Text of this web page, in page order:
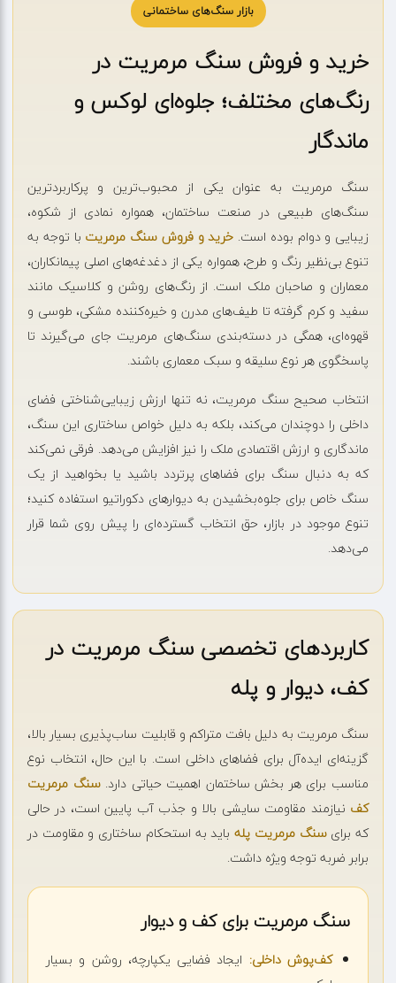
بازار سنگ‌های ساختمانی
خرید و فروش سنگ مرمریت در
رنگ‌های مختلف؛ جلوه‌ای لوکس و
ماندگار
سنگ مرمریت به عنوان یکی از محبوب‌ترین و پرکاربردترین
سنگ‌های طبیعی در صنعت ساختمان، همواره نمادی از شکوه،
زیبایی و دوام بوده است. خرید و فروش سنگ مرمریت با توجه به
تنوع بی‌نظیر رنگ و طرح، همواره یکی از دغدغه‌های اصلی پیمانکاران،
معماران و صاحبان ملک است. از رنگ‌های روشن و کلاسیک مانند
سفید و کرم گرفته تا طیف‌های مدرن و خیره‌کننده مشکی، طوسی و
قهوه‌ای، همگی در دسته‌بندی سنگ‌های مرمریت جای می‌گیرند تا
پاسخگوی هر نوع سلیقه و سبک معماری باشند.
انتخاب صحیح سنگ مرمریت، نه تنها ارزش زیبایی‌شناختی فضای
داخلی را دوچندان می‌کند، بلکه به دلیل خواص ساختاری این سنگ،
ماندگاری و ارزش اقتصادی ملک را نیز افزایش می‌دهد. فرقی نمی‌کند
که به دنبال سنگ برای فضاهای پرتردد باشید یا بخواهید از یک
سنگ خاص برای جلوه‌بخشیدن به دیوارهای دکوراتیو استفاده کنید؛
تنوع موجود در بازار، حق انتخاب گسترده‌ای را پیش روی شما قرار
می‌دهد.
کاربردهای تخصصی سنگ مرمریت در
کف، دیوار و پله
سنگ مرمریت به دلیل بافت متراکم و قابلیت ساب‌پذیری بسیار بالا،
گزینه‌ای ایده‌آل برای فضاهای داخلی است. با این حال، انتخاب نوع
مناسب برای هر بخش ساختمان اهمیت حیاتی دارد.سنگ مرمریت
کف نیازمند مقاومت سایشی بالا و جذب آب پایین است، در حالی
که برایسنگ مرمریت پلهباید به استحکام ساختاری و مقاومت در
برابر ضربه توجه ویژه داشت.
سنگ مرمریت برای کف و دیوار
کف‌پوش داخلی: ایجاد فضایی یکپارچه، روشن و بسیار